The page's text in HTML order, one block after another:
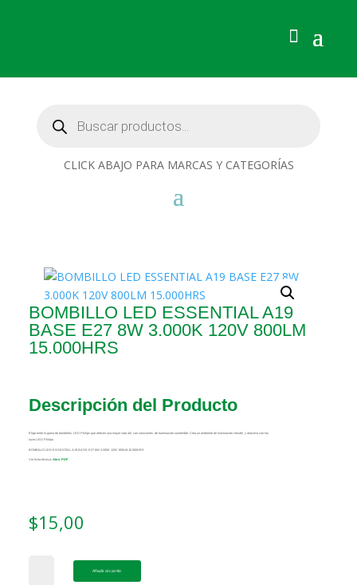
productos
CLICK ABAJO PARA MARCAS Y CATEGORÍAS
BOMBILLO LED ESSENTIAL A19
BASE E27 8W 3.000K 120V 800LM
15.000HRS
Descripción del Producto
Elige entre la gama de bombillos LED Philips que ofrecen una mayor vida útil, con soluciones de iluminación sostenible. Crea un ambiente de iluminación versátil y atractivo con las
luces LED Philips.
BOMBILLO LED ESSENTIAL A19 BASE E27 8W 3.000K 120V 800LM 15.000HRS
Ver ficha técnica: Abrir PDF
$15,00
Añadir al carrito